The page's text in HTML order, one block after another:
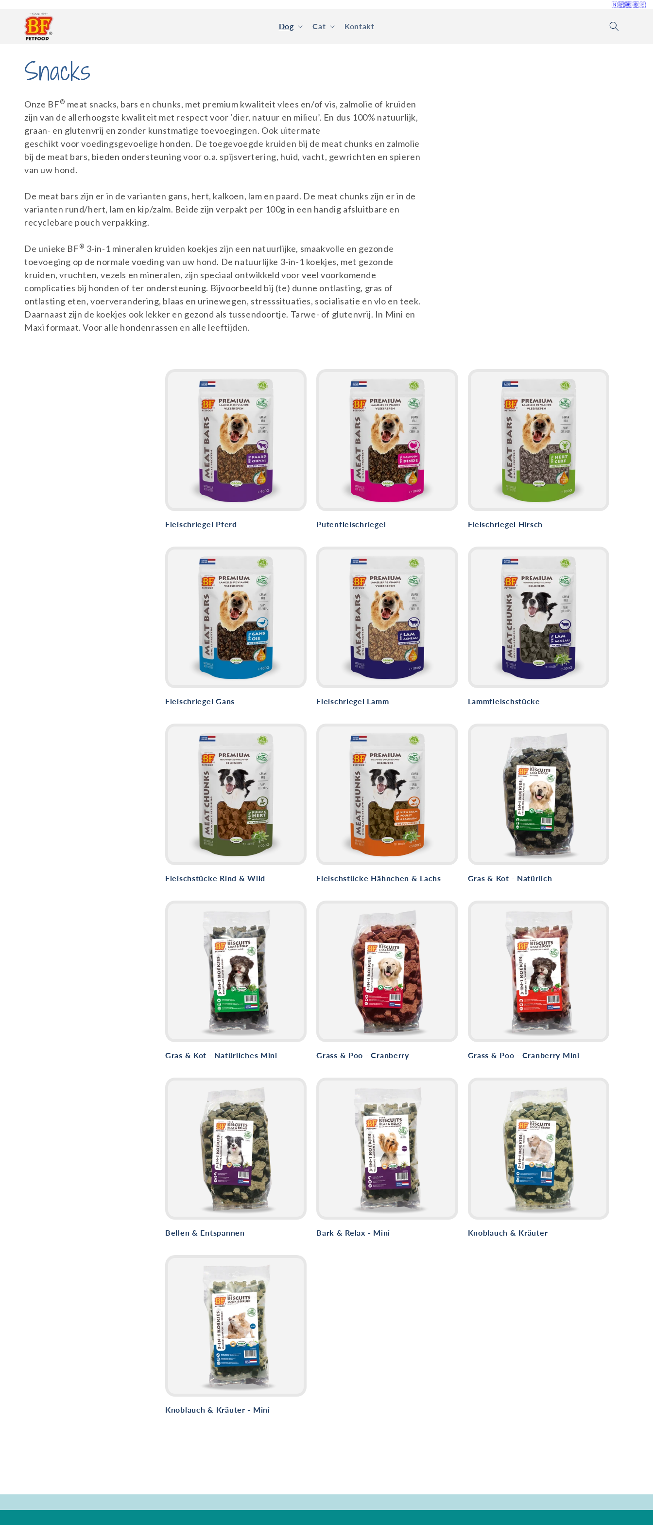
Inhalt
🇳🇱🇫🇷🇬🇧🇩🇪
Dog Cat Kontakt
K
a
t
e
g
o
r
i
e
:
Snacks
Onze BF ® meat snacks, bars en chunks, met premium kwaliteit vlees en/of vis, zalmolie of kruiden
zijn van de allerhoogste kwaliteit met respect voor ‘dier, natuur en milieu’. En dus 100% natuurlijk,
graan- en glutenvrij en zonder kunstmatige toevoegingen. Ook uitermate
geschikt voor voedingsgevoelige honden. De toegevoegde kruiden bij de meat chunks en zalmolie
bij de meat bars, bieden ondersteuning voor o.a. spijsvertering, huid, vacht, gewrichten en spieren
van uw hond.
De meat bars zijn er in de varianten gans, hert, kalkoen, lam en paard. De meat chunks zijn er in de
varianten rund/hert, lam en kip/zalm. Beide zijn verpakt per 100g in een handig afsluitbare en
recyclebare pouch verpakking.
De unieke BF ® 3-in-1 mineralen kruiden koekjes zijn een natuurlijke, smaakvolle en gezonde
toevoeging op de normale voeding van uw hond. De natuurlijke 3-in-1 koekjes, met gezonde
kruiden, vruchten, vezels en mineralen, zijn speciaal ontwikkeld voor veel voorkomende
complicaties bij honden of ter ondersteuning. Bijvoorbeeld bij (te) dunne ontlasting, gras of
ontlasting eten, voerverandering, blaas en urinewegen, stresssituaties, socialisatie en vlo en teek.
Daarnaast zijn de koekjes ook lekker en gezond als tussendoortje. Tarwe- of glutenvrij. In Mini en
Maxi formaat. Voor alle hondenrassen en alle leeftijden.
Fleischriegel Pferd Putenfleischriegel Fleischriegel Hirsch
Fleischriegel Gans Fleischriegel Lamm Lammfleischstücke
Fleischstücke Rind & Wild Fleischstücke Hähnchen & Lachs Gras & Kot - Natürlich
Gras & Kot - Natürliches Mini Grass & Poo - Cranberry Grass & Poo - Cranberry Mini
Bellen & Entspannen Bark & ​​Relax - Mini Knoblauch & Kräuter
Knoblauch & Kräuter - Mini